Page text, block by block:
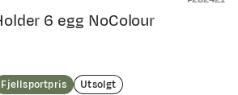
6 egg NoColour
Fjellsportpris Utsolgt